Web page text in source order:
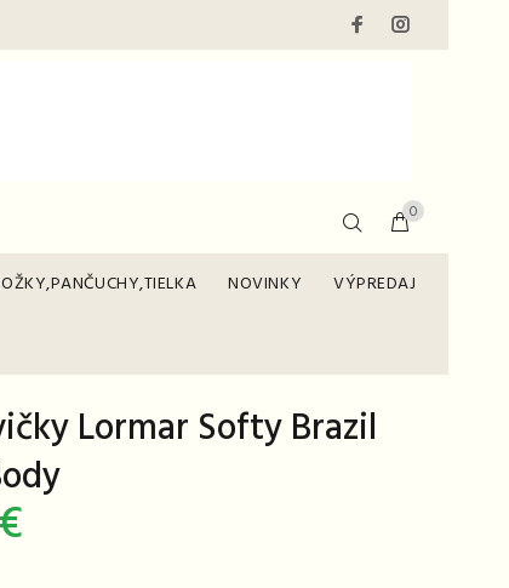
0
NOVINKY VÝPREDAJ
Lormar Softy Brazil